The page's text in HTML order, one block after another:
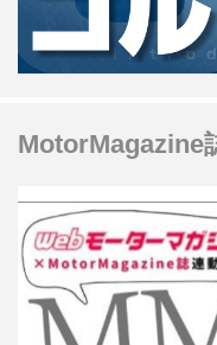
MotorMagazine